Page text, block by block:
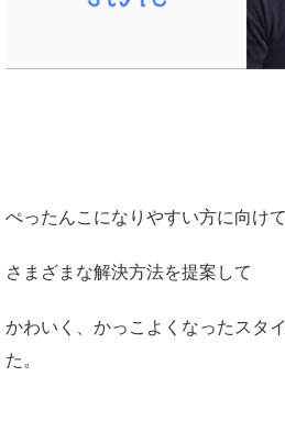
ぺったんこになりやすい方に向けて
さまざまな解決方法を提案して
かわいく、かっこよくなったスタ
た。